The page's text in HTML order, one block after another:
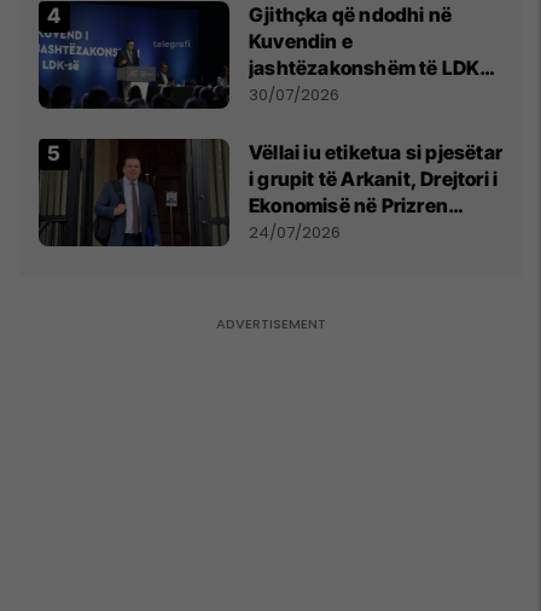
Gjithçka që ndodhi në
Kuvendin e
jashtëzakonshëm të LDK-
së
30/07/2026
Vëllai iu etiketua si pjesëtar
i grupit të Arkanit, Drejtori i
Ekonomisë në Prizren
mohon pretendimet
24/07/2026